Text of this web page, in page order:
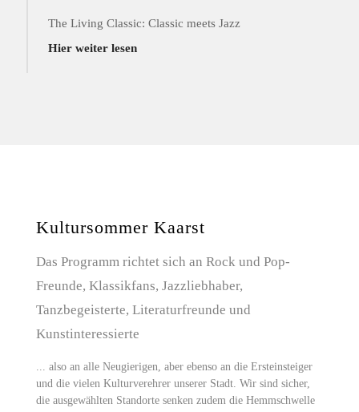
The Living Classic: Classic meets Jazz
Hier weiter lesen
Kultursommer Kaarst
Das Programm richtet sich an Rock und Pop-
Freunde, Klassikfans, Jazzliebhaber,
Tanzbegeisterte, Literaturfreunde und
Kunstinteressierte
... also an alle Neugierigen, aber ebenso an die Ersteinsteiger
und die vielen Kulturverehrer unserer Stadt. Wir sind sicher,
die ausgewählten Standorte senken zudem die Hemmschwelle